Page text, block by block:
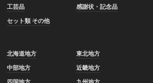
工芸品
感謝状・記念品
セット類 その他
北海道地方
東北地方
中部地方
近畿地方